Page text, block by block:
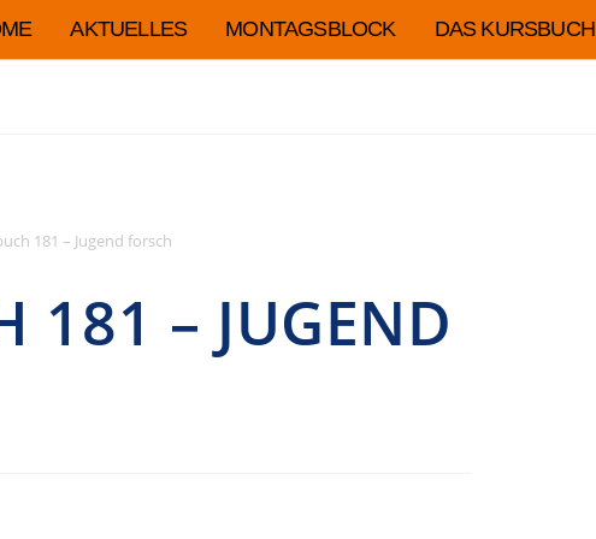
AKTUELLES MONTAGSBLOCK DAS KURSBUCH
181 – Jugend forsch
181 – JUGEND